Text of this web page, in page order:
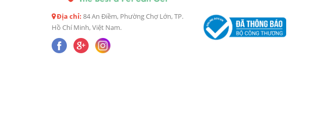
Địa chỉ: 84 An Điềm, Phường Chợ Lớn, TP.
Hồ Chí Minh, Việt Nam.